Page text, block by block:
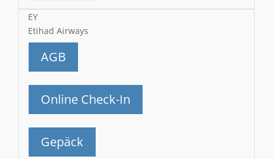
EY
Etihad Airways
AGB
Online Check-In
Gepäck